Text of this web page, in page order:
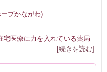
プかながわ)
宅医療に力を入れている薬局
[続きを読む]